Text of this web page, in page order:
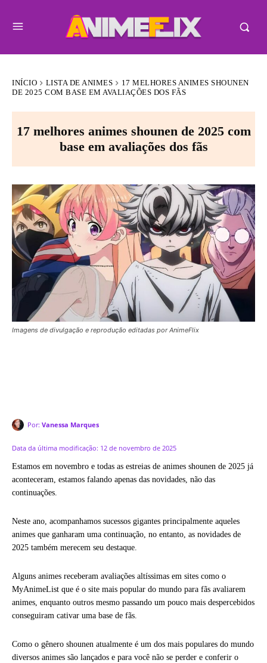
INÍCIO LISTA DE ANIMES
17 MELHORES ANIMES SHOUNEN
DE 2025 COM BASE EM AVALIAÇÕES DOS FÃS
17 melhores animes shounen de 2025 com
base em avaliações dos fãs
Imagens de divulgação e reprodução editadas por AnimeFlix
Por: Vanessa Marques
Data da última modificação: 12 de novembro de 2025
Estamos em novembro e todas as estreias de animes shounen de 2025 já
aconteceram, estamos falando apenas das novidades, não das
continuações.
Neste ano, acompanhamos sucessos gigantes principalmente aqueles
animes que ganharam uma continuação, no entanto, as novidades de
2025 também merecem seu destaque.
Alguns animes receberam avaliações altíssimas em sites como o
MyAnimeList que é o site mais popular do mundo para fãs avaliarem
animes, enquanto outros mesmo passando um pouco mais despercebidos
conseguiram cativar uma base de fãs.
Como o gênero shounen atualmente é um dos mais populares do mundo
diversos animes são lançados e para você não se perder e conferir o